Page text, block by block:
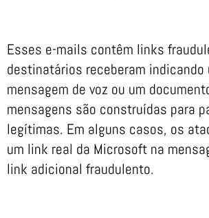
Esses e-mails contêm links
destinatários receberam indicando
mensagem de voz ou um
mensagens são construídas para
legítimas. Em alguns casos, os
um link real da Microsoft na
link adicional fraudulento.